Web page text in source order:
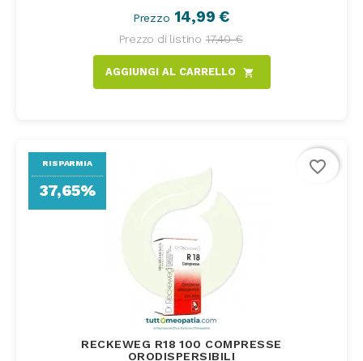
Prezzo 14,99 €
Prezzo di listino 17,40 €
AGGIUNGI AL CARRELLO shopping_cart
RECKEWEG R18 100 COMPRESSE
ORODISPERSIBILI
RISPARMIA
37,65%
favorite_border